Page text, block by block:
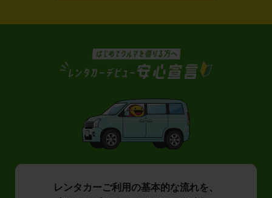
レンタカーご利用の基本的な流れを、